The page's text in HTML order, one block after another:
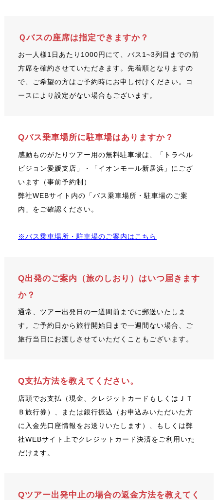
Ｑバスの座席は指定できますか？
お一人様1日あたり1000円にて、バス1~3列目までの前
方席を確約させていただきます。先着順となりますの
で、ご希望の方はご予約時にお申し付けください。コ
ースにより設定がない場合もございます。
Qバス乗車場所に駐車場はありますか？
感動ものがたりツアー用の無料駐車場は、「トラベル
ビジョン愛媛支店」・「イオンモール新居浜」にござ
います（事前予約制）
弊社WEBサイト内の「バス乗車場所・駐車場のご案
内」をご確認ください。
※バス乗車場所・駐車場のご案内はこちら
Q出発のご案内（旅のしおり）はいつ届きます
か？
通常、ツアー出発日の一週間前までに郵送いたしま
す。ご予約日から旅行開始日まで一週間ない場合、ご
旅行当日にお渡しさせていただくこともございます。
Q支払方法を教えてください。
店頭でお支払（現金、クレジットカードもしくはＪＴ
Ｂ旅行券）、または銀行振込（お申込みいただいた方
に入金先口座情報をお送りいたします）、もしくは弊
社WEBサイト上でクレジットカード決済をご利用いた
だけます。
Qツアー出発中止の場合の返金方法を教えてく